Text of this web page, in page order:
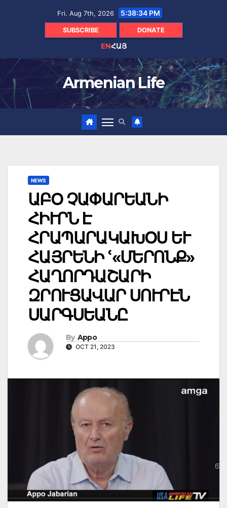
Fri. Aug 7th, 2026 5:38:35 PM
SUBSCRIBE DONATE
ENՀԱՅ
Armenian Life
NEWS
ԱԲՕ ՉԱՓԱՐԵԱՆԻ
ՀԻՒՐՆ Է
ՀՐԱՊԱՐԱԿԱԽՕՍ ԵՒ
ՀԱՅՐԵՆԻ ՙ«ՄԵՐՈՆՔ»
ՀԱՂՈՐԴԱՇԱՐԻ
ԶՐՈՒՑԱՎԱՐ ՍՈՒՐԷՆ
ՍԱՐԳՍԵԱՆԸ
By Appo
OCT 21, 2023